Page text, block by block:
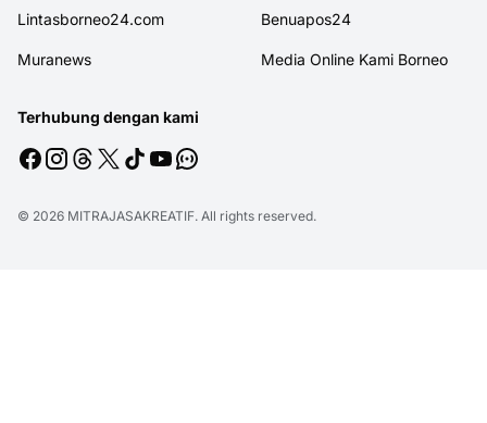
Lintasborneo24.com Benuapos24
Muranews Media Online Kami Borneo
Terhubung dengan kami
© 2026 MITRAJASAKREATIF. All rights reserved.